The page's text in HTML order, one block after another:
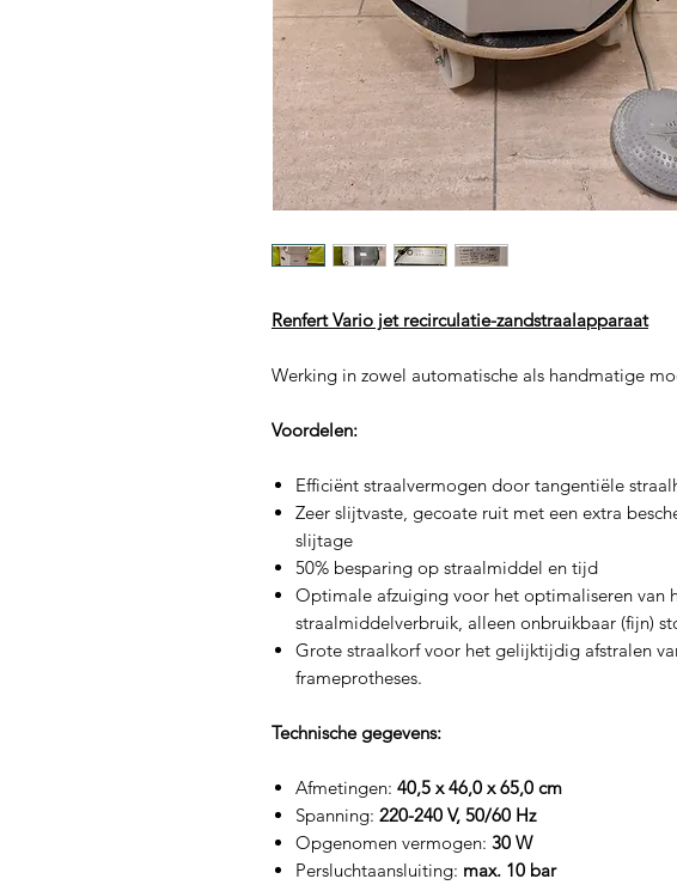
Renfert Vario jet recirculatie-zandstraalapparaat
Werking in zowel automatische als handmatige
Voordelen:
Efficiënt straalvermogen door tangentiële
Zeer slijtvaste, gecoate ruit met een extra
slijtage
50% besparing op straalmiddel en tijd
Optimale afzuiging voor het optimaliseren van
straalmiddelverbruik, alleen onbruikbaar (fijn)
Grote straalkorf voor het gelijktijdig afstralen
frameprotheses.
Technische gegevens:
Afmetingen: 40,5 x 46,0 x 65,0 cm
Spanning: 220-240 V, 50/60 Hz
Opgenomen vermogen: 30 W
Persluchtaansluiting: max. 10 bar